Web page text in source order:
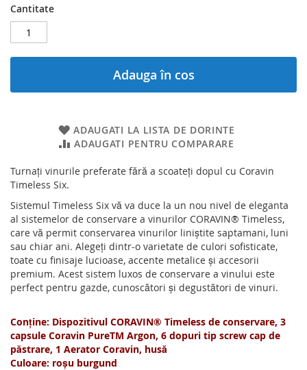
Cantitate
Adauga în cos
ADAUGATI LA LISTA DE DORINTE
ADAUGATI PENTRU COMPARARE
Turnați vinurile preferate fără a scoateți dopul cu Coravin
Timeless Six.
Sistemul Timeless Six vă va duce la un nou nivel de eleganta
al sistemelor de conservare a vinurilor CORAVIN® Timeless,
care vă permit conservarea vinurilor liniștite saptamani, luni
sau chiar ani. Alegeți dintr-o varietate de culori sofisticate,
toate cu finisaje lucioase, accente metalice și accesorii
premium. Acest sistem luxos de conservare a vinului este
perfect pentru gazde, cunoscători și degustători de vinuri.
Conține: Dispozitivul CORAVIN® Timeless de conservare, 3
capsule Coravin PureTM Argon, 6 dopuri tip screw cap de
păstrare, 1 Aerator Coravin, husă
Culoare: roșu burgund